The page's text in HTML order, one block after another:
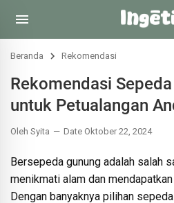
Beranda Rekomendasi
Rekomendasi
untuk Petualangan
Oleh Syita Date Oktober 22, 2024
Bersepeda gunung adalah salah
menikmati alam dan
Dengan banyaknya pilihan